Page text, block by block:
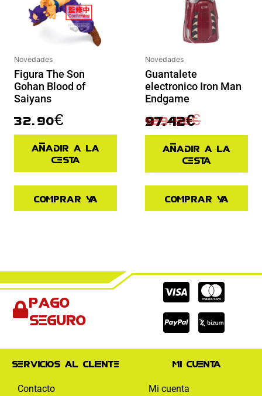
Novedades
Figura The Son
Gohan Blood of
Saiyans
32.90€
Añadir a la
cesta
Comprar ya
Novedades
Guantalete
electronico Iron Man
Endgame
129.90€
97.42€
Añadir a la
cesta
Comprar ya
Pago
seguro
Cc-
visa
Cc-
Cc-
paypal
Servicios al cliente
Contacto
Mi cuenta
Mi cuenta